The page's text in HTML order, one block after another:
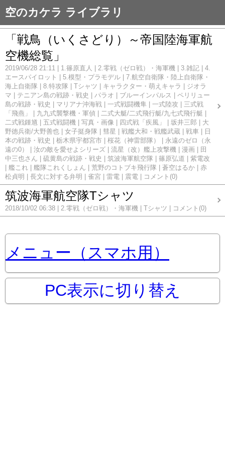
空のカケラ ライブラリ
「戦鳥（いくさどり）～帝国陸海軍航
空機総覧」
2019/06/28 21:11 1.篠原直人 2.零戦（ゼロ戦）・海軍機 3.雑記
4.
エースパイロット
5.模型・プラモデル
7.航空自衛隊・陸上自衛隊・
海上自衛隊
8.特攻隊 Tシャツ キャラクター・萌えキャラ
ジオラ
マ
テニアン島の戦跡・戦史 パラオ ブルーインパルス
ペリリュー
島の戦跡・戦史
マリアナ沖海戦 一式戦闘機隼 一式陸攻
三式戦
「飛燕」
九九式襲撃機・軍偵
二式大艇/二式飛行艇/九七式飛行艇
二式戦鍾馗
五式戦闘機 写真・画像 四式戦「疾風」 坂井三郎
大
野徳兵衛/大野善也
女子挺身隊 彗星 戦艦大和・戦艦武蔵 戦車
日
本の戦跡・戦史
栃木県宇都宮市 桜花（神雷部隊）
永遠のゼロ（永
遠の0）
汝の敵を愛せよシリーズ 流星（改）艦上攻撃機 漫画
田
中三也さん
硫黄島の戦跡・戦史 筑波海軍航空隊 篠原弘道
紫電改
艦これ
艦隊これくしょん 荒野のコトブキ飛行隊 蒼空はるか
赤
松貞明
長文に対する弁明 雀宮 雷電 震電 コメント(0)
筑波海軍航空隊Tシャツ
2018/10/02 06:38 2.零戦（ゼロ戦）・海軍機 Tシャツ コメント(0)
メニュー（スマホ用）
PC表示に切り替え